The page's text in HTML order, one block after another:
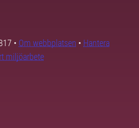
• Om webbplatsen • Hantera
miljöarbete